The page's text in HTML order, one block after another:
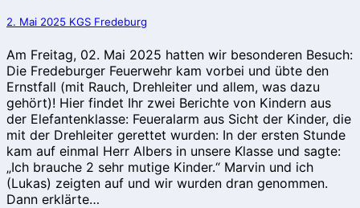
2. Mai 2025 KGS Fredeburg
Am Freitag, 02. Mai 2025 hatten wir besonderen Besuch:
Die Fredeburger Feuerwehr kam vorbei und übte den
Ernstfall (mit Rauch, Drehleiter und allem, was dazu
gehört)! Hier findet Ihr zwei Berichte von Kindern aus
der Elefantenklasse: Feueralarm aus Sicht der Kinder, die
mit der Drehleiter gerettet wurden: In der ersten Stunde
kam auf einmal Herr Albers in unsere Klasse und sagte:
„Ich brauche 2 sehr mutige Kinder.“ Marvin und ich
(Lukas) zeigten auf und wir wurden dran genommen.
Dann erklärte…